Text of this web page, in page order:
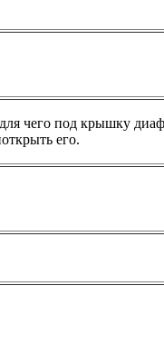
чего под крышку
его.